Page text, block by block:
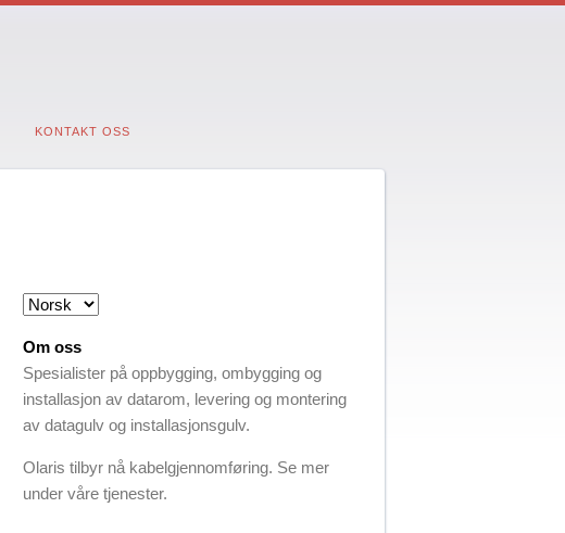
KONTAKT OSS
Om oss
Spesialister på oppbygging, ombygging og
installasjon av datarom, levering og montering
av datagulv og installasjonsgulv.
Olaris tilbyr nå kabelgjennomføring. Se mer
under våre tjenester.